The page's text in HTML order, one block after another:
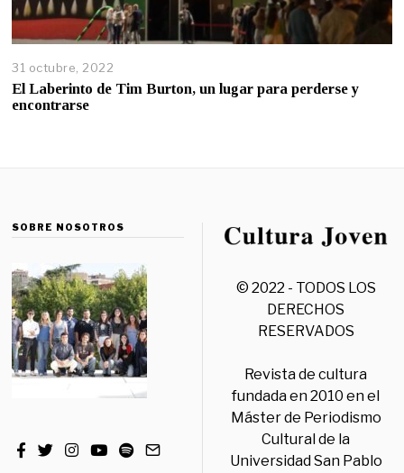
31 octubre, 2022
El Laberinto de Tim Burton, un lugar para perderse y
encontrarse
SOBRE NOSOTROS
© 2022 - TODOS LOS
DERECHOS
RESERVADOS
Revista de cultura
fundada en 2010 en el
Máster de Periodismo
Cultural de la
Universidad San Pablo